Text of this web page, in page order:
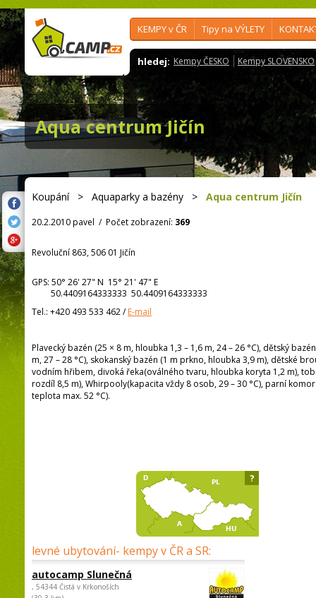
KEMPY v ČR Tipy na VÝLETY
hledej: Kempy ČESKO Kempy SLOVENSKO
Aqua centrum Jičín
Koupání> Aquaparky a bazény > Aqua centrum Jičín
20.2.2010 pavel / Počet zobrazení: 369
Revoluční 863, 506 01 Jičín
GPS: 50° 26' 27" N 15° 21' 47" E
50.4409164333333 50.4409164333333
Tel.: +420 493 533 462/E-mail
Plavecký bazén (25 × 8 m, hloubka 1,3 – 1,6 m, 24 – 26 °C), dětský
m, 27 – 28 °C), skokanský bazén (1 m prkno, hloubka 3,9 m), dětské
vodním hřibem, divoká řeka(oválného tvaru, hloubka koryta 1,2 m),
rozdíl 8,5 m), Whirpooly(kapacita vždy 8 osob, 29 – 30 °C), parní
teplota max. 52 °C).
levné ubytování- kempy v ČR a SR:
autocamp Slunečná
, 54344 Čistá v Krkonoších
?